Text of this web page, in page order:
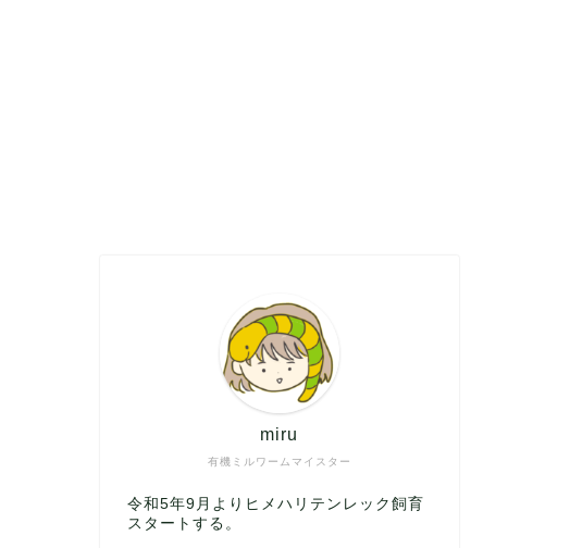
有機ミルワームマイスター
miru
令和5年9月よりヒメハリテンレック飼育
スタートする。